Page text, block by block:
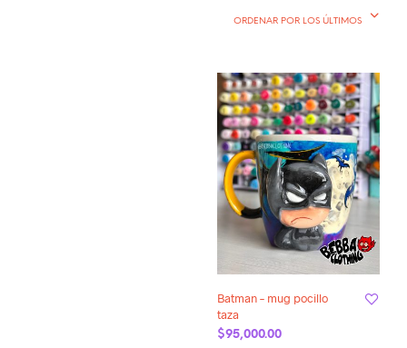
ORDENAR POR LOS ÚLTIMOS
Batman – mug pocillo
taza
$95,000.00